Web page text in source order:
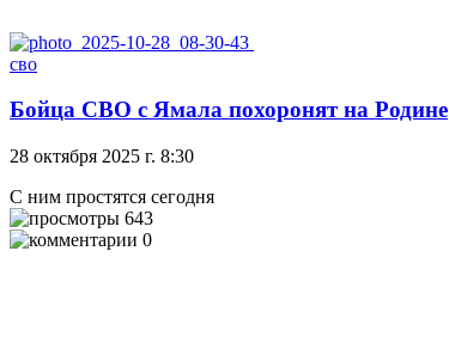
сво
Бойца СВО с Ямала похоронят на Родине
28 октября 2025 г. 8:30
С ним простятся сегодня
643
0